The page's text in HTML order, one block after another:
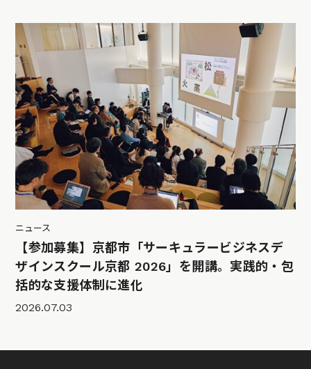
ニュース
【参加募集】京都市「サーキュラービジネスデ
ザインスクール京都 2026」を開講。実践的・包
括的な支援体制に進化
2026.07.03